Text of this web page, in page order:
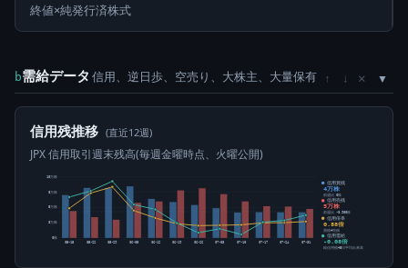
終値×純発行済株式
b需給データ 信用、逆日歩、空売り、大株主、大量保有 ↑ ↓ ×
信用残推移 (直近12週)
JPX 信用取引週末残高(毎週金曜時点、火曜公開)
0株
3万株
5万株
8万株
10万株
05-15 05-22 05-29 06-05 06-12 06-19 06-26 07-03 07-10 07-17 07-24 07-31
信用買残
4万株
前週比 0株
信用売残
5万株
前週比 -3,900株
信用倍率
0.88倍
買残÷売残
信用需給
-0.08倍
純信用残÷5日平均出来高